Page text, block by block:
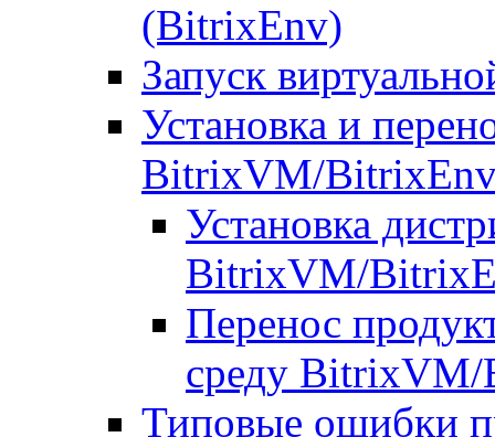
(BitrixEnv)
Запуск
Установка и
BitrixVM/
Установка
BitrixVM/
Перенос
среду
Типовые ошибки